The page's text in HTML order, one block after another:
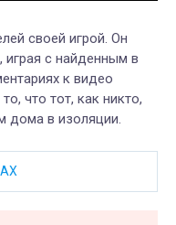
своей игрой. Он
с найденным в
к видео
что тот, как никто,
дома в изоляции.